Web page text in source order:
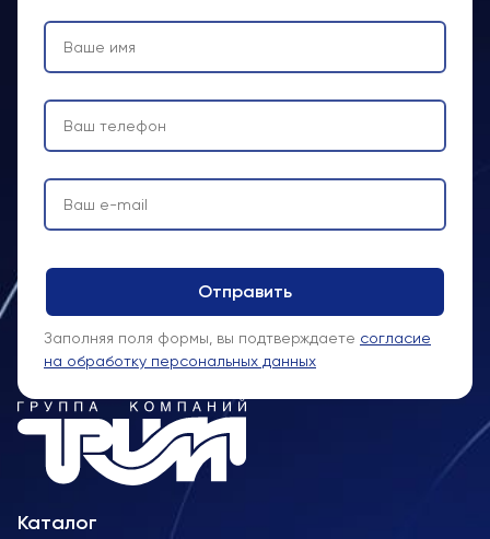
Каталог
Заполняя поля формы, вы подтверждаете согласие
на обработку персональных данных